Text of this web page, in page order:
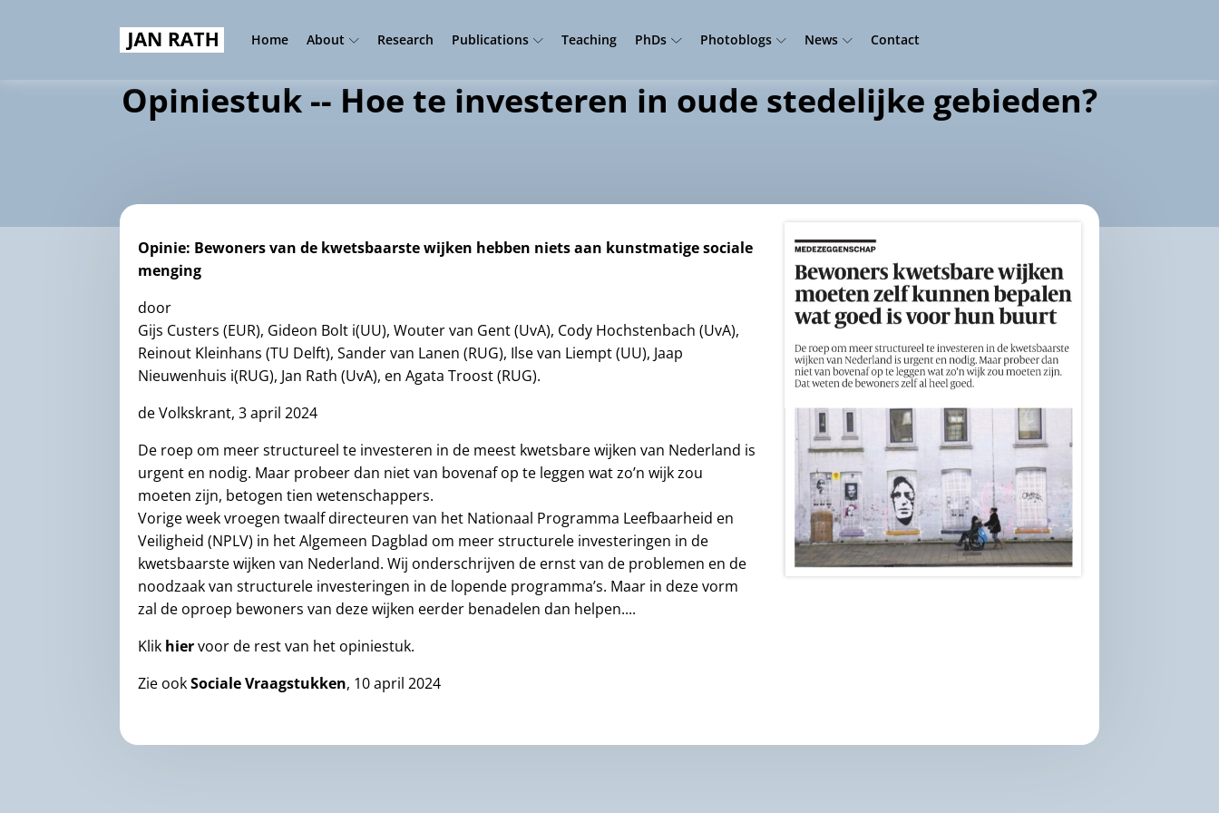
Home About Research Publications Teaching PhDs Photoblogs News Contact
Opiniestuk -- Hoe te investeren in oude stedelijke gebieden?
Opinie: Bewoners van de kwetsbaarste wijken hebben niets aan kunstmatige sociale
menging
door
Gijs Custers (EUR), Gideon Bolt i(UU), Wouter van Gent (UvA), Cody Hochstenbach (UvA),
Reinout Kleinhans (TU Delft), Sander van Lanen (RUG), Ilse van Liempt (UU), Jaap
Nieuwenhuis i(RUG), Jan Rath (UvA), en Agata Troost (RUG).
de Volkskrant, 3 april 2024
De roep om meer structureel te investeren in de meest kwetsbare wijken van Nederland is
urgent en nodig. Maar probeer dan niet van bovenaf op te leggen wat zo’n wijk zou
moeten zijn, betogen tien wetenschappers.
Vorige week vroegen twaalf directeuren van het Nationaal Programma Leefbaarheid en
Veiligheid (NPLV) in het Algemeen Dagblad om meer structurele investeringen in de
kwetsbaarste wijken van Nederland. Wij onderschrijven de ernst van de problemen en de
noodzaak van structurele investeringen in de lopende programma’s. Maar in deze vorm
zal de oproep bewoners van deze wijken eerder benadelen dan helpen....
Klik hiervoor de rest van het opiniestuk.
Zie ookSociale Vraagstukken, 10 april 2024